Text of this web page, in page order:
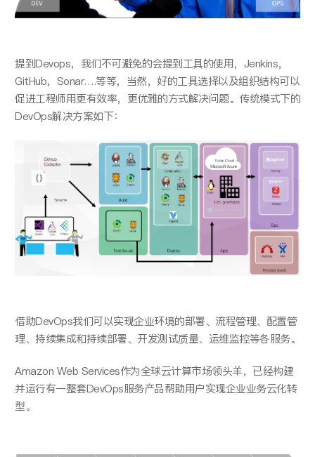
提到Devops，我们不可避免的会提到工具的使用，Jenkins，
GitHub，Sonar….等等，当然，好的工具选择以及组织结构可以
促进工程师用更有效率，更优雅的方式解决问题。传统模式下的
DevOps解决方案如下：
借助DevOps我们可以实现企业环境的部署、流程管理、配置管
理、持续集成和持续部署、开发测试质量、运维监控等各服务。
Amazon Web Services作为全球云计算市场领头羊，已经构建
并运行有一整套DevOps服务产品帮助用户实现企业业务云化转
型。